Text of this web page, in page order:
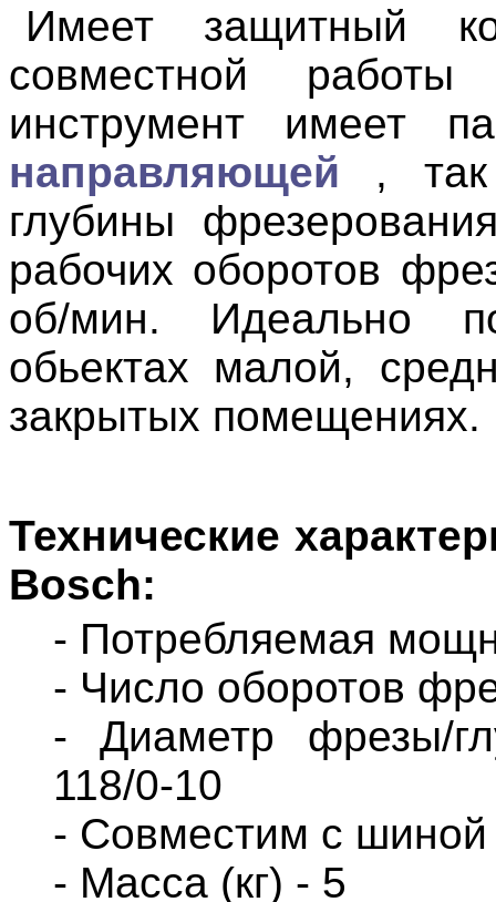
Имеет защитный
совместной
инструмент имеет
направляющей ,
глубины
рабочих оборотов
об/мин. Идеально
обьектах малой,
закрытых помещениях.
Технические
Bosch:
- Потребляемая
- Число оборотов
- Диаметр фрезы/
118/0-10
- Совместим с
- Масса (кг) - 5